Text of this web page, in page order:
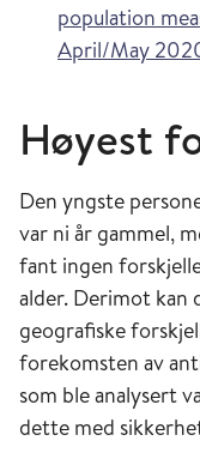
population
April/May
Høyest
Den yngste
var ni år gammel,
fant ingen
alder. Derimot kan
geografiske
forekomsten av
som ble analysert
dette med